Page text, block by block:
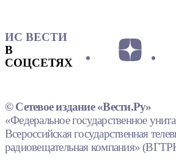
ИС ВЕСТИ
В
СОЦСЕТЯХ
© Сетевое издание «Вести.Ру»
«Федеральное государственное
Всероссийская государственная
радиовещательная компания»